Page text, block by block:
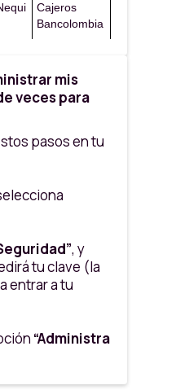
Cajeros
Bancolombia
al
las veces
el mes?
de veces que
y el monto
al día
límites para
de 20 veces
mis
veces para
pasos en tu
, y
tu clave (la
entrar a tu
“Administra